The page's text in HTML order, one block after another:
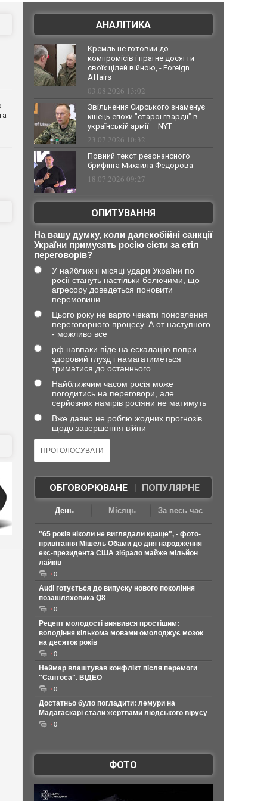
АНАЛІТИКА
Кремль не готовий до
компромісів і прагне досягти
своїх цілей війною, - Foreign
Affairs
03.08.2026 13:02
Звільнення Сирського знаменує
кінець епохи "старої гвардії" в
українській армії — NYT
23.07.2026 10:32
Повний текст резонансного
брифінга Михайла Федорова
18.07.2026 09:27
ОПИТУВАННЯ
На вашу думку, коли далекобійні санкції
України примусять росію сісти за стіл
переговорів?
У найближчі місяці удари України по
росії стануть настільки болючими, що
агресору доведеться поновити
перемовини
Цього року не варто чекати поновлення
переговорного процесу. А от наступного
- можливо все
рф навпаки піде на ескалацію попри
здоровий глузд і намагатиметься
триматися до останнього
Найближчим часом росія може
погодитись на переговори, але
серйозних намірів росіяни не матимуть
Вже давно не роблю жодних прогнозів
щодо завершення війни
ОБГОВОРЮВАНЕ| ПОПУЛЯРНЕ
День Місяць За весь час
"65 років ніколи не виглядали краще", - фото-
привітання Мішель Обами до дня народження
екс-президента США зібрало майже мільйон
лайків
0
Audi готується до випуску нового покоління
позашляховика Q8
0
Рецепт молодості виявився простішим:
володіння кількома мовами омолоджує мозок
на десяток років
0
Неймар влаштував конфлікт після перемоги
"Сантоса". ВІДЕО
0
Достатньо було погладити: лемури на
Мадагаскарі стали жертвами людського вірусу
0
ФОТО